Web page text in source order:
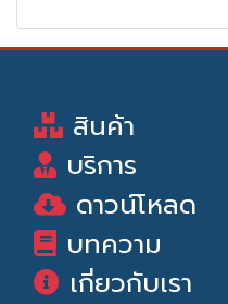
สินค้า
บริการ
ดาวน์โหลด
บทความ
เกี่ยวกับเรา